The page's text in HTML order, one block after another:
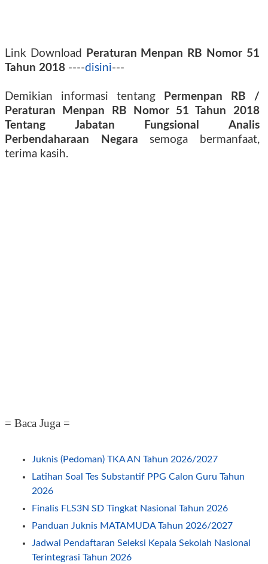
Link Download
Peraturan Menpan RB Nomor 51
Tahun 2018 ----disini---
Demikian informasi tentang
Permenpan RB /
Peraturan Menpan RB Nomor 51 Tahun 2018
Tentang Jabatan Fungsional Analis
Perbendaharaan Negara semoga bermanfaat,
terima kasih.
= Baca Juga =
Juknis (Pedoman) TKA AN Tahun 2026/2027
Latihan Soal Tes Substantif PPG Calon Guru Tahun
2026
Finalis FLS3N SD Tingkat Nasional Tahun 2026
Panduan Juknis MATAMUDA Tahun 2026/2027
Jadwal Pendaftaran Seleksi Kepala Sekolah Nasional
Terintegrasi Tahun 2026